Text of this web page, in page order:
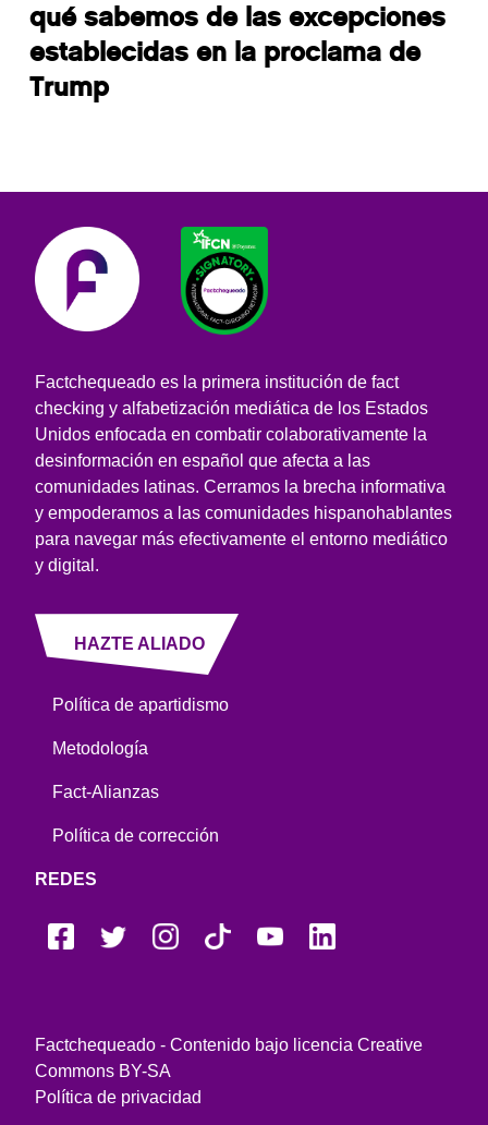
qué sabemos de las excepciones
establecidas en la proclama de
Trump
Factchequeado es la primera institución de fact
checking y alfabetización mediática de los Estados
Unidos enfocada en combatir colaborativamente la
desinformación en español que afecta a las
comunidades latinas. Cerramos la brecha informativa
y empoderamos a las comunidades hispanohablantes
para navegar más efectivamente el entorno mediático
y digital.
HAZTE ALIADO
Política de apartidismo
Metodología
Fact-Alianzas
Política de corrección
REDES
Factchequeado - Contenido bajo licencia Creative
Commons BY-SA
Política de privacidad